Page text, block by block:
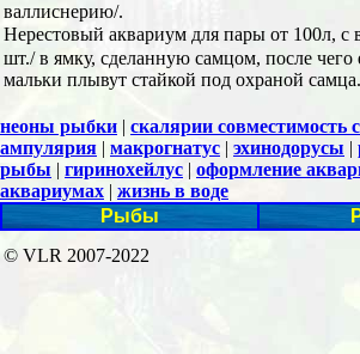
валлиснерию/.
Нерестовый аквариум для пары от 100л, с
шт./ в ямку, сделанную самцом, после
мальки плывут стайкой под охраной
неоны рыбки | скалярии совместимость
ампулярия | макрогнатус | эхинодорусы |
рыбы | гиринохейлус | оформление
аквариумах | жизнь в воде
Рыбы
© VLR 2007-2022